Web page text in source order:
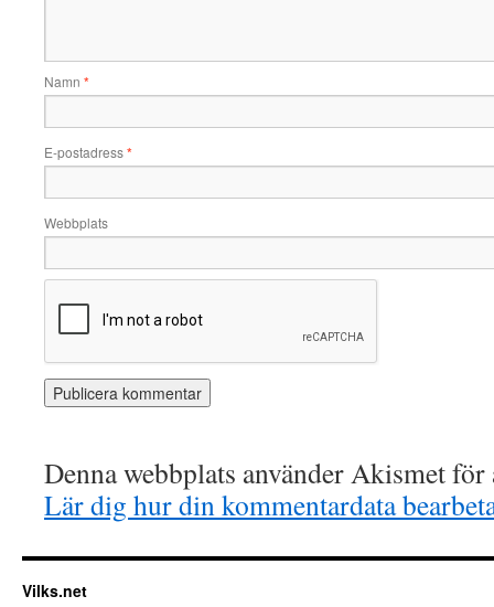
Namn *
E-postadress*
Webbplats
Denna webbplats använder Akismet
Lär dig hur din kommentardata
Vilks.net